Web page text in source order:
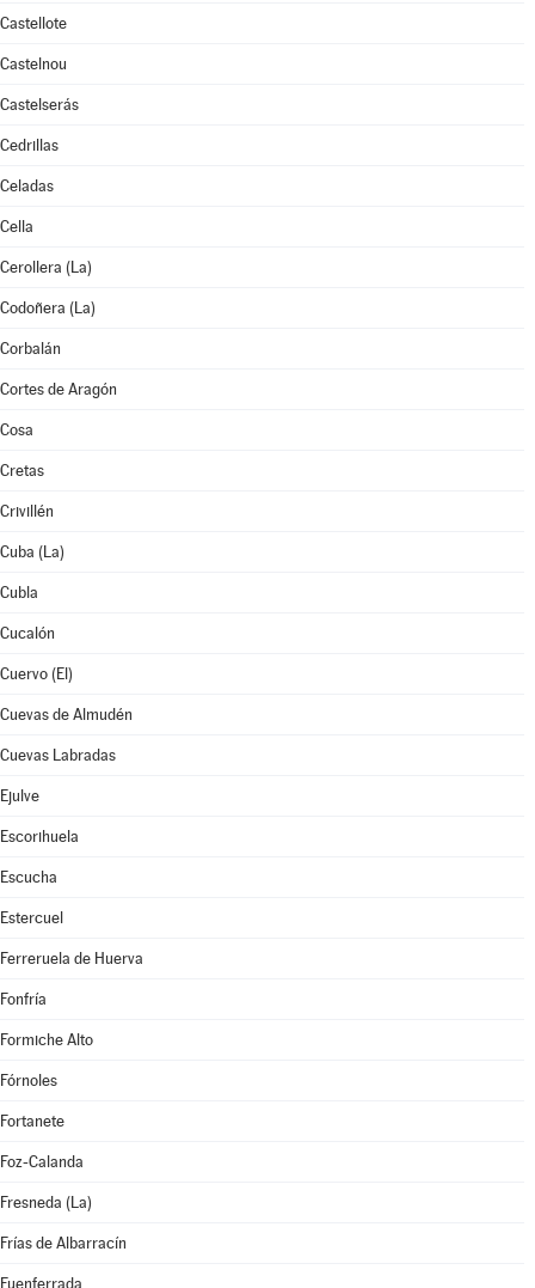
Castellote
Castelnou
Castelserás
Cedrillas
Celadas
Cella
Cerollera (La)
Codoñera (La)
Corbalán
Cortes de Aragón
Cosa
Cretas
Crivillén
Cuba (La)
Cubla
Cucalón
Cuervo (El)
Cuevas de Almudén
Cuevas Labradas
Ejulve
Escorihuela
Escucha
Estercuel
Ferreruela de Huerva
Fonfría
Formiche Alto
Fórnoles
Fortanete
Foz-Calanda
Fresneda (La)
Frías de Albarracín
Fuenferrada